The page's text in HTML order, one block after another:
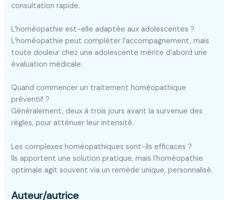
consultation rapide.
L’homéopathie est-elle adaptée aux adolescentes ?
L’homéopathie peut compléter l’accompagnement, mais
toute douleur chez une adolescente mérite d’abord une
évaluation médicale.
Quand commencer un traitement homéopathique
préventif ?
Généralement, deux à trois jours avant la survenue des
règles, pour atténuer leur intensité.
Les complexes homéopathiques sont-ils efficaces ?
Ils apportent une solution pratique, mais l’homéopathie
optimale agit souvent via un remède unique, personnalisé.
Auteur/autrice